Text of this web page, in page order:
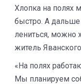
Хлопка на полях
быстро. А дальше
лениться, можно
житель
«На полях
Мы планируем